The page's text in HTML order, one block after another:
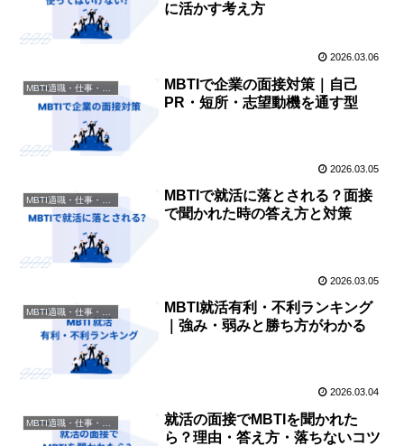
に活かす考え方
2026.03.06
MBTIで企業の面接対策｜自己
PR・短所・志望動機を通す型
2026.03.05
MBTIで就活に落とされる？面接
で聞かれた時の答え方と対策
2026.03.05
MBTI就活有利・不利ランキング
｜強み・弱みと勝ち方がわかる
2026.03.04
MBTI適職・仕事・資格
就活の面接でMBTIを聞かれた
ら？理由・答え方・落ちないコツ